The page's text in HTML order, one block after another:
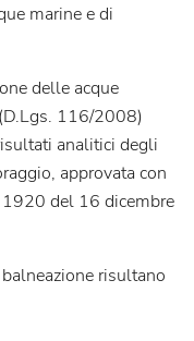
marine e di
delle acque
116/2008)
analitici degli
approvata con
del 16 dicembre
risultano